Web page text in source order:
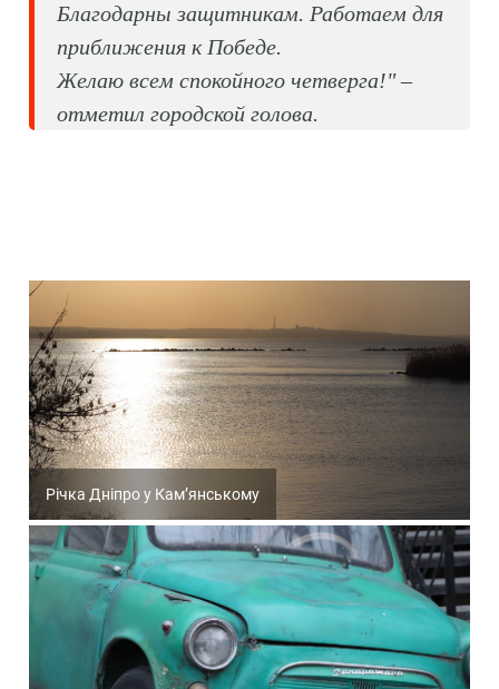
Благодарны защитникам. Работаем для
приближения к Победе.
Желаю всем спокойного четверга!" –
отметил городской голова.
Річка Дніпро у Кам’янському